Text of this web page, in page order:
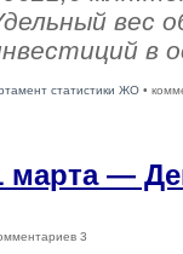
вес
в
статистики ЖО •
марта —
3